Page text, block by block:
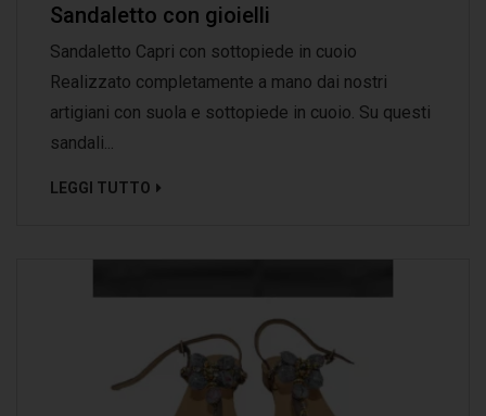
Sandaletto con gioielli
Sandaletto Capri con sottopiede in cuoio
Realizzato completamente a mano dai nostri
artigiani con suola e sottopiede in cuoio. Su questi
sandali...
LEGGI TUTTO